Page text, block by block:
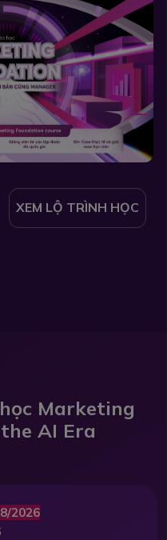
XEM LỘ TRÌNH HỌC
Marketing
AI Era
2026